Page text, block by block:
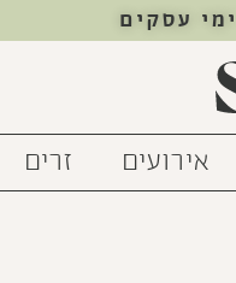
אירועים זרים